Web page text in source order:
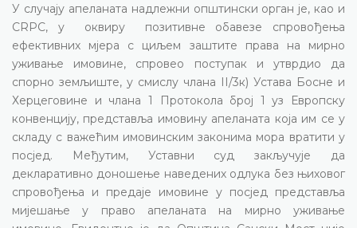
У случају апеланата надлежни општински орган је, као и
CRPC, у оквиру позитивне обавезе спровођења
ефективних мјера с циљем заштите права на мирно
уживање имовине, спровео поступак и утврдио да
спорно земљиште, у смислу члана II/3к) Устава Босне и
Херцеговине и члана 1 Протокола број 1 уз Европску
конвенцију, представља имовину апеланата која им се у
складу с важећим имовинским законима мора вратити у
посјед. Међутим, Уставни суд закључује да
декларативно доношење наведених одлука без њиховог
спровођења и предаје имовине у посјед представља
мијешање у право апеланата на мирно уживање